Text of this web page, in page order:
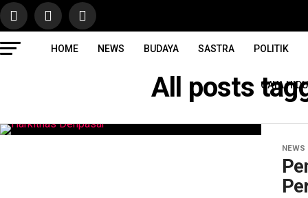
HOME NEWS BUDAYA SASTRA POLITIK
GAYA
All posts
NEWS